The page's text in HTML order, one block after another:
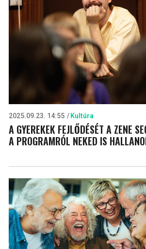
2025.09.23. 14:55 Kultúra
A GYEREKEK FEJLŐDÉSÉT A ZENE
A PROGRAMRÓL NEKED IS